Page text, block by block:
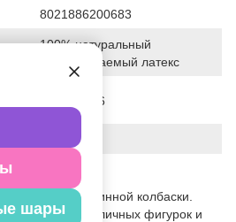
шары
8021886200683
100% натуральный
биоразлагаемый латекс
28-01-2026
в виде длинной колбаски.
различных фигурок и